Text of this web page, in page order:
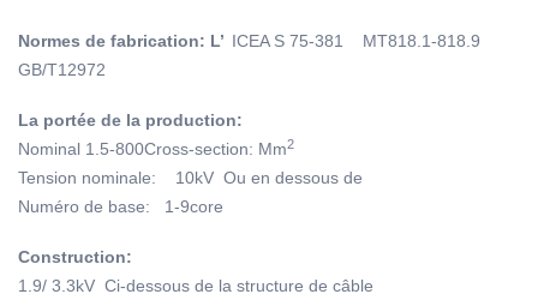
Normes de fabrication: L’ ICEA S 75-381 MT818.1-818.9
GB/T12972
La portée de la production:
Nominal 1.5-800Cross-section: Mm2
Tension nominale:
10kV Ou en dessous de
Numéro de base: 1-9core
Construction:
1.9/ 3.3kV Ci-dessous de la structure de câble